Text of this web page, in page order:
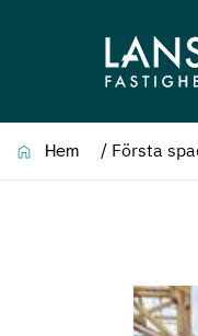
Hem / Första